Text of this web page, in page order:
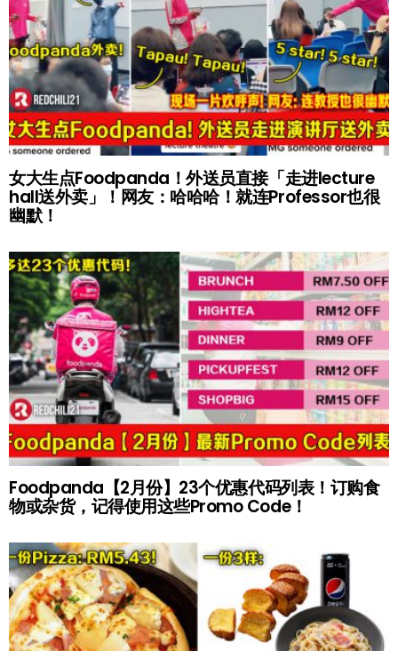
女大生点Foodpanda！外送员直接「走进lecture
hall送外卖」！网友：哈哈哈！就连Professor也很
幽默！
Foodpanda【2月份】23个优惠代码列表！订购食
物或杂货，记得使用这些Promo Code！